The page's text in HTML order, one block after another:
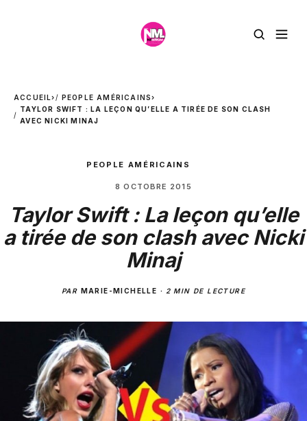
ACCUEIL› PEOPLE AMÉRICAINS›
TAYLOR SWIFT : LA LEÇON QU’ELLE A TIRÉE DE SON CLASH
AVEC NICKI MINAJ
PEOPLE AMÉRICAINS
8 OCTOBRE 2015
Taylor Swift : La leçon qu’elle
a tirée de son clash avec Nicki
Minaj
PAR MARIE-MICHELLE · 2 MIN DE LECTURE